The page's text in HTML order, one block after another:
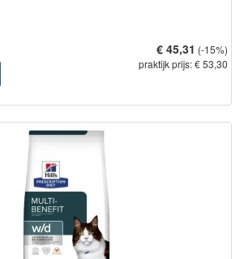
€ 45,31 (-15%)
praktijk prijs: € 53,30